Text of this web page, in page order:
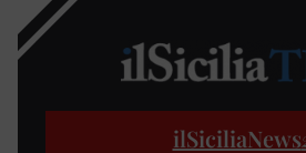
ilSiciliaNews